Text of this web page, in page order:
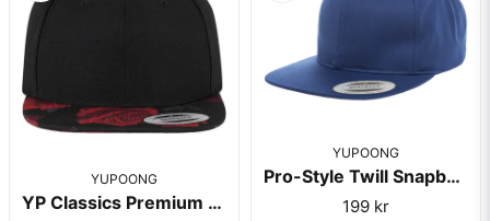
YUPOONG
YP Classics Premium Black/Red - Yupoong
YUPOONG
Pro-Style Twill Snapback Toddler Royal Cap - Yupoong
199 kr